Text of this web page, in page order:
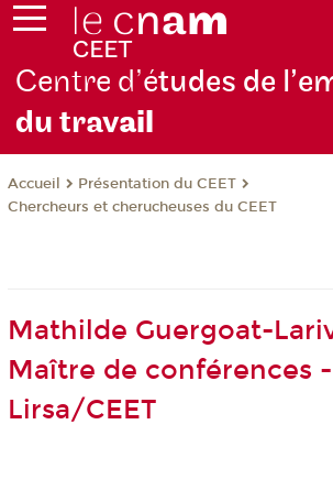
Centre d’études de
du travail
Accueil
Présentation du CEET
Chercheurs et cherucheuses du CEET
Mathilde Guergoat-
Maître de conférences -
Lirsa/CEET